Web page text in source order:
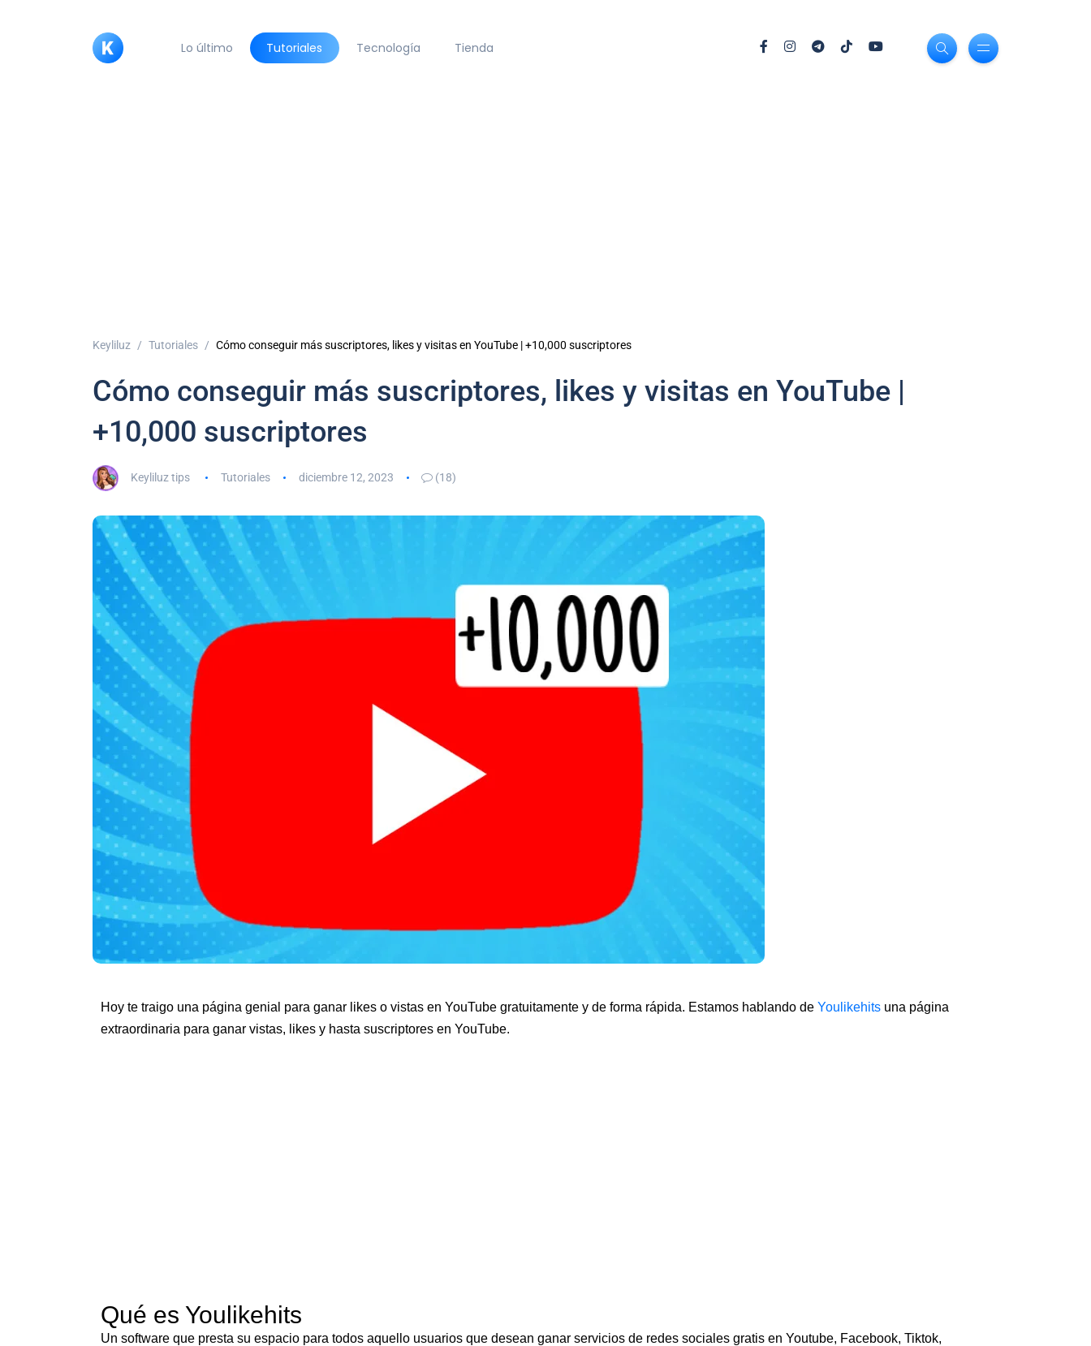
Lo último Tutoriales Tecnología Tienda
Keyliluz Tutoriales Cómo conseguir más suscriptores, likes y visitas en YouTube | +10,000 suscriptores
Cómo conseguir más suscriptores, likes y visitas en YouTube |
+10,000 suscriptores
Keyliluz tips Tutoriales diciembre 12, 2023 (18)
Hoy te traigo una página genial para ganar likes o vistas en YouTube gratuitamente y de forma rápida. Estamos hablando de Youlikehits una página
extraordinaria para ganar vistas, likes y hasta suscriptores en YouTube.
Qué es Youlikehits
Un software que presta su espacio para todos aquello usuarios que desean ganar servicios de redes sociales gratis en Youtube, Facebook, Tiktok,